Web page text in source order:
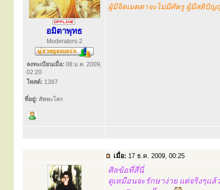
อมิตาพุทธ
Moderators-2
ลงทะเบียนเมื่อ: 08 ม.ค. 2009,
02:20
โพสต์: 1387
ที่อยู่: สัพพะโลก
ผู้มีจิตเมตตาจะไม่มีศัตรู ผู้มีสติปัญ
เมื่อ: 17 ธ.ค. 2009, 00:25
ศิลข้อที่สี่นี่
ดูเหมือนจะรักษาง่าย แต่จริงๆแล้